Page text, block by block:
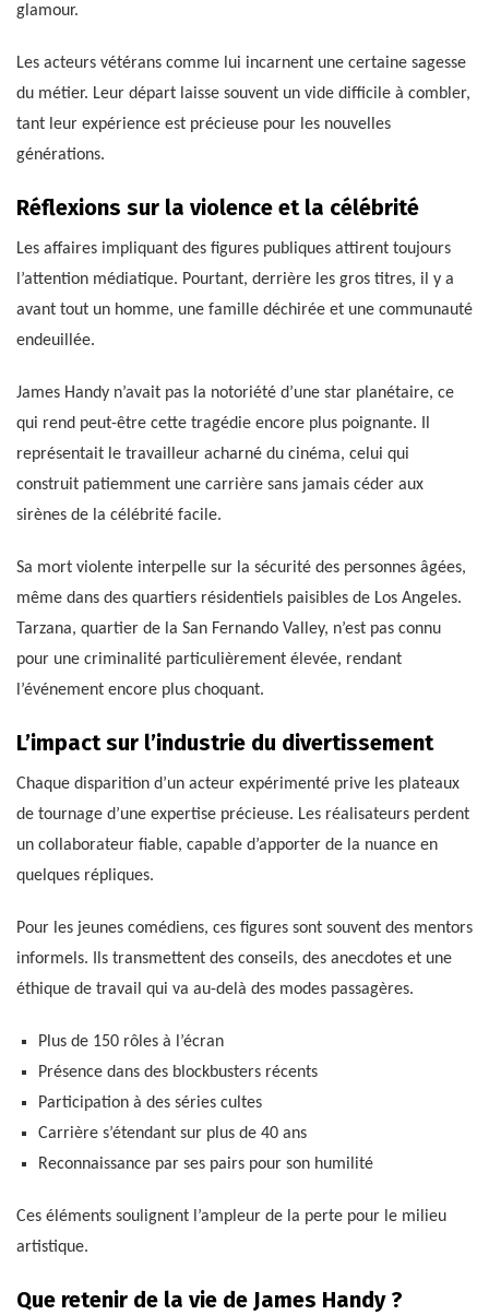
glamour.
Les acteurs vétérans comme lui incarnent une certaine sagesse
du métier. Leur départ laisse souvent un vide difficile à combler,
tant leur expérience est précieuse pour les nouvelles
générations.
Réflexions sur la violence et la célébrité
Les affaires impliquant des figures publiques attirent toujours
l’attention médiatique. Pourtant, derrière les gros titres, il y a
avant tout un homme, une famille déchirée et une communauté
endeuillée.
James Handy n’avait pas la notoriété d’une star planétaire, ce
qui rend peut-être cette tragédie encore plus poignante. Il
représentait le travailleur acharné du cinéma, celui qui
construit patiemment une carrière sans jamais céder aux
sirènes de la célébrité facile.
Sa mort violente interpelle sur la sécurité des personnes âgées,
même dans des quartiers résidentiels paisibles de Los Angeles.
Tarzana, quartier de la San Fernando Valley, n’est pas connu
pour une criminalité particulièrement élevée, rendant
l’événement encore plus choquant.
L’impact sur l’industrie du divertissement
Chaque disparition d’un acteur expérimenté prive les plateaux
de tournage d’une expertise précieuse. Les réalisateurs perdent
un collaborateur fiable, capable d’apporter de la nuance en
quelques répliques.
Pour les jeunes comédiens, ces figures sont souvent des mentors
informels. Ils transmettent des conseils, des anecdotes et une
éthique de travail qui va au-delà des modes passagères.
Plus de 150 rôles à l’écran
Présence dans des blockbusters récents
Participation à des séries cultes
Carrière s’étendant sur plus de 40 ans
Reconnaissance par ses pairs pour son humilité
Ces éléments soulignent l’ampleur de la perte pour le milieu
artistique.
Que retenir de la vie de James Handy ?